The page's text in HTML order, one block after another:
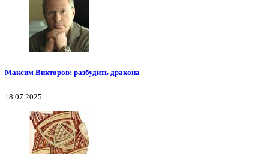
Максим Викторов: разбудить дракона
18.07.2025